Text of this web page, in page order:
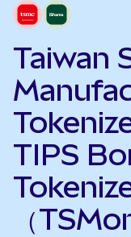
Taiwan
TIPS
（